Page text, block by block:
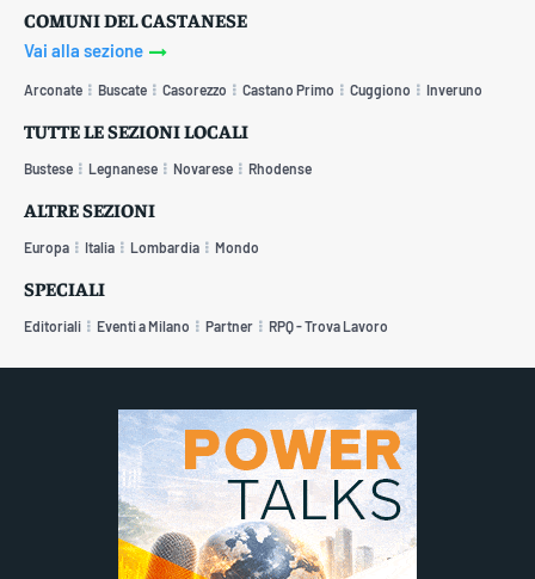
COMUNI DEL CASTANESE
Vai alla sezione
Arconate Buscate Casorezzo Castano Primo Cuggiono Inveruno
TUTTE LE SEZIONI LOCALI
Bustese Legnanese Novarese Rhodense
ALTRE SEZIONI
Europa Italia Lombardia Mondo
SPECIALI
Editoriali Eventi a Milano Partner RPQ - Trova Lavoro